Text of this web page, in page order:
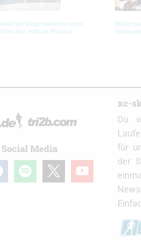
Impressionen vom
bei der WM in Planica
Media
spotify youtube
xc-
Du
für
der